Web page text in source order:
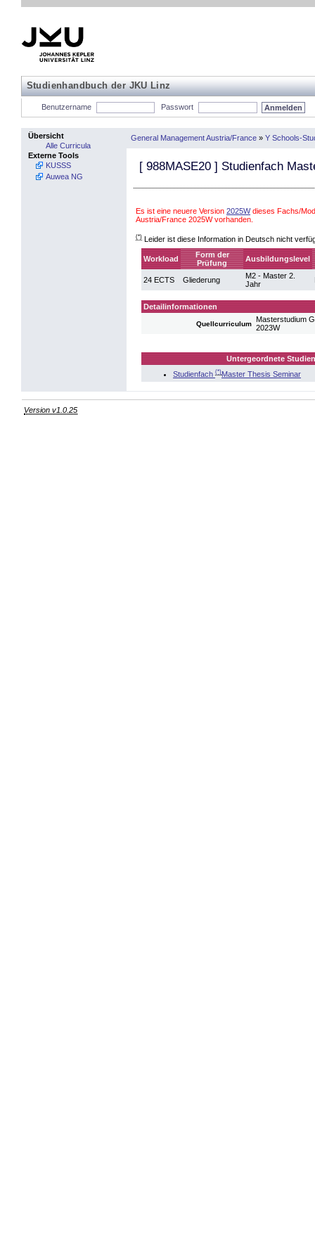
Studienhandbuch der JKU Linz
Benutzername Passwort
Übersicht
Alle Curricula
Externe Tools
KUSSS
Auwea NG
General Management Austria/France » Y Schools-
[ 988MASE20 ] Studienfach
Es ist eine neuere Version 2025Wdieses Fachs/
Austria/France 2025W vorhanden.
(*) Leider ist diese Information in Deutsch nicht
Workload
Form der
Prüfung
Ausbildungslevel
24 ECTS Gliederung
M2 - Master 2.
Jahr
Detailinformationen
Quellcurriculum
Masterstudium
2023W
Untergeordnete
Studienfach (*)Master Thesis Seminar
Version v1.0.25